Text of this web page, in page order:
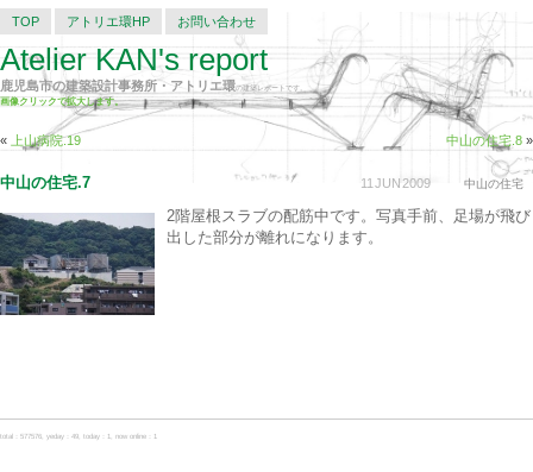
TOP アトリエ環HP お問い合わせ
Atelier KAN's report
鹿児島市の建築設計事務所・アトリエ環の建築レポートです。
画像クリックで拡大します。
« 上山病院.19 中山の住宅.8 »
11 JUN2009 中山の住宅
中山の住宅.7
2階屋根スラブの配筋中です。写真手前、足場が飛び
出した部分が離れになります。
total：577576, yeday：49, today：1, now online：1